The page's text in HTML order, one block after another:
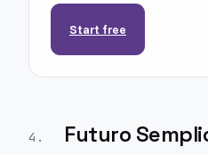
Start free
4 . Futuro